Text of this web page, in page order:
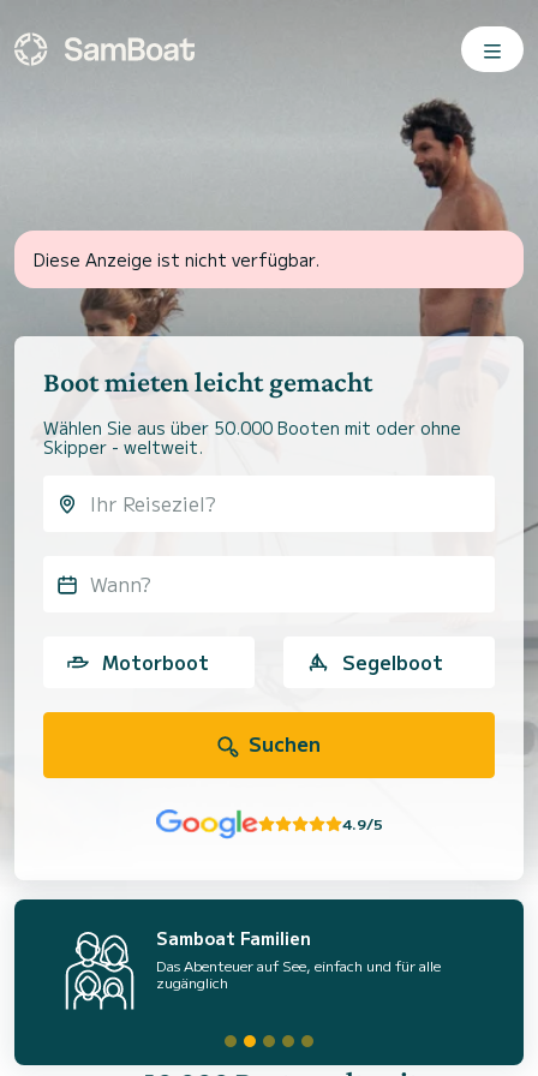
Diese Anzeige ist nicht verfügbar.
Boot mieten leicht gemacht
Wählen Sie aus über 50.000 Booten mit oder ohne
Skipper - weltweit.
Wann?
Motorboot Segelboot
Suchen
4.9/5
Samboat Familien
Das Abenteuer auf See, einfach und für alle
zugänglich